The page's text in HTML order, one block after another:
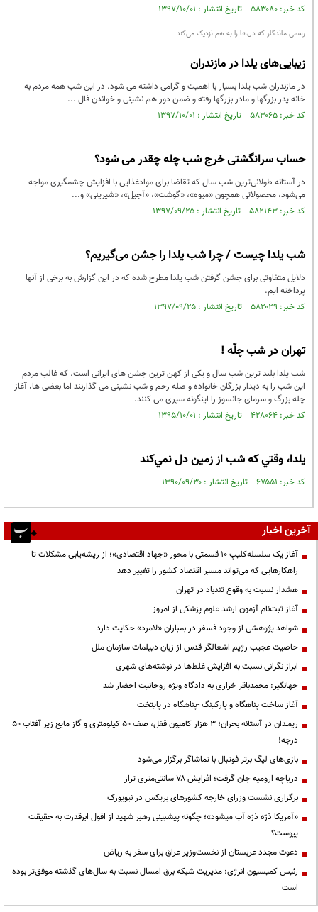
کد خبر: ۵۸۳۰۸۰ تاریخ انتشار : ۱۳۹۷/۱۰/۰۱
رسمی ماندگار که دل‌ها را به هم نزدیک می‌کند
زیبایی‌های یلدا در مازندران
در مازندران شب یلدا بسیار با اهمیت و گرامی داشته می شود. در این شب همه مردم به
خانه پدر بزرگها و مادر بزرگها رفته و ضمن دور هم نشینی و خواندن فال ...
کد خبر: ۵۸۳۰۶۵ تاریخ انتشار : ۱۳۹۷/۱۰/۰۱
حساب سرانگشتی خرج شب چله چقدر می شود؟
در آستانه طولانی‌ترین شب سال که تقاضا برای موادغذایی با افزایش چشمگیری مواجه
می‌شود، محصولاتی همچون «میوه»، «گوشت»، «آجیل»، «شیرینی» و...
کد خبر: ۵۸۲۱۴۳ تاریخ انتشار : ۱۳۹۷/۰۹/۲۵
شب یلدا چیست / چرا شب یلدا را جشن می‌گیریم؟
دلایل متفاوتی برای جشن گرفتن شب یلدا مطرح شده که در این گزارش به برخی از آنها
پرداخته ایم.
کد خبر: ۵۸۲۰۲۹ تاریخ انتشار : ۱۳۹۷/۰۹/۲۵
تهران در شب چلّه !
شب یلدا بلند ترین شب سال و یکی از کهن ترین جشن های ایرانی است. که غالب مردم
این شب را به دیدار بزرگان خانواده و صله رحم و شب نشینی می گذارنند اما بعضی ها، آغاز
چله بزرگ و سرمای جانسوز را اینگونه سپری می کنند.
کد خبر: ۴۲۸۰۶۴ تاریخ انتشار : ۱۳۹۵/۱۰/۰۱
یلدا، وقتي كه شب از زمين دل نمي‌كند
کد خبر: ۶۷۵۵۱ تاریخ انتشار : ۱۳۹۰/۰۹/۳۰
آخرین اخبار
آغاز یک سلسله‌کلیپ ۱۰ قسمتی با محور «جهاد اقتصادی»؛ از ریشه‌یابی مشکلات تا
راهکارهایی که می‌تواند مسیر اقتصاد کشور را تغییر دهد
هشدار نسبت به وقوع تندباد در تهران
آغاز ثبت‌نام آزمون ارشد علوم پزشکی از امروز
شواهد پژوهشی از وجود فسفر در بمباران «لامرد» حکایت دارد
خاصیت عجیب رژیم اشغالگر قدس از زبان دیپلمات سازمان ملل
ابراز نگرانی نسبت به افزایش غلط‌ها در نوشته‌های شهری
جهانگیر: محمدباقر خرازی به دادگاه ویژه روحانیت احضار شد
آغاز ساخت پناهگاه و پارکینگ -پناهگاه در پایتخت
ریمـدان در آستانه بحران؛ ۳ هزار کامیون قفل، صف ۵۰ کیلومتری و گاز مایع زیر آفتاب ۵۰
درجه!
بازی‌های لیگ برتر فوتبال با تماشاگر برگزار می‌شود
دریاچه ارومیه جان گرفت؛ افزایش ۷۸ سانتی‌متری تراز
برگزاری نشست وزرای خارجه کشورهای بریکس در نیویورک
«آمریکا ذرّه ذرّه آب میشود»؛ چگونه پیشبینی رهبر شهید از افول ابرقدرت به حقیقت
پیوست؟
دعوت مجدد عربستان از نخست‌وزیر عراق برای سفر به ریاض
رئیس کمیسیون انرژی: مدیریت شبکه برق امسال نسبت به سال‌های گذشته موفق‌تر بوده
است